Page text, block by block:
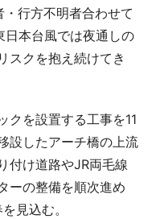
行方不明者合わせて
日本台風では夜通しの
スクを抱え続けてき
を設置する工事を11
設したアーチ橋の上流
付け道路やJR両毛線
ーの整備を順次進め
見込む。